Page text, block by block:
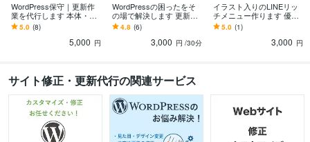
WordPress保守｜更新作
業を代行します 本体・テ
ーマ・プラグイン更新＋
バックアップ、PHPは別
5.0 (8)
5,000 円
WordPressの困ったをそ
の場で解決します 更新・
設定・SEOも相談OK｜初
心者歓迎
4.8 (6)
3,000 円 /30分
イラスト入りのLINEリッ
チメニュー作ります 優し
いデザイン＆設置マニュ
アルプレゼント
5.0 (1)
3,000 円
サイト修正・更新代行の関連サービス